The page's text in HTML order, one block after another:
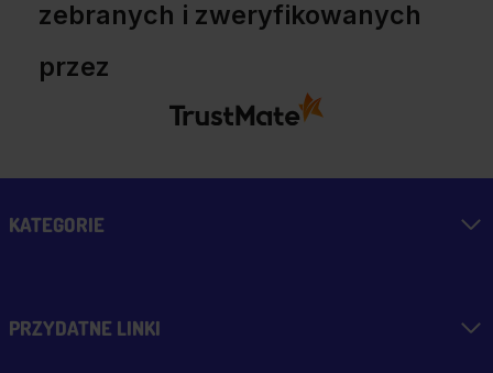
zebranych i zweryfikowanych
przez
KATEGORIE
PRZYDATNE LINKI